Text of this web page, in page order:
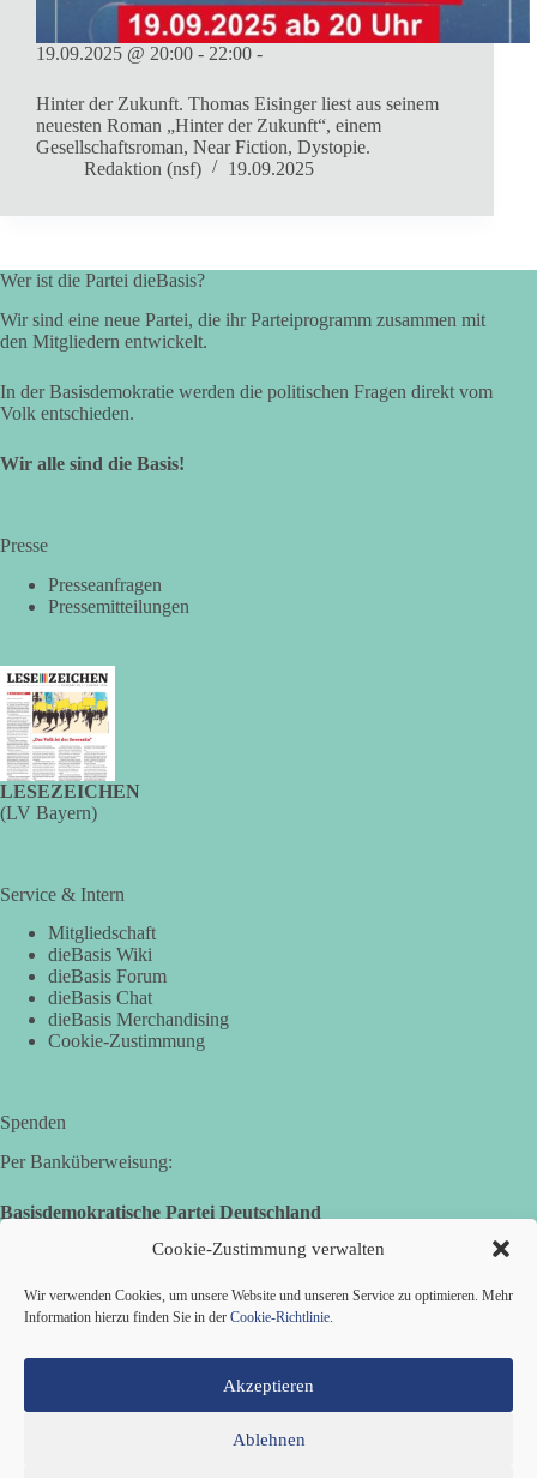
Cookie-Zustimmung verwalten
Wir verwenden Cookies, um unsere Website und unseren Service zu optimieren. Mehr
Information hierzu finden Sie in der Cookie-Richtlinie.
Akzeptieren
Ablehnen
19.09.2025 @ 20:00 - 22:00 -
Hinter der Zukunft. Thomas Eisinger liest aus seinem
neuesten Roman „Hinter der Zukunft“, einem
Gesellschaftsroman, Near Fiction, Dystopie.
Redaktion (nsf)
19.09.2025
Wer ist die Partei dieBasis?
Wir sind eine neue Partei, die ihr Parteiprogramm zusammen mit
den Mitgliedern entwickelt.
In der Basisdemokratie werden die politischen Fragen direkt vom
Volk entschieden.
Wir alle sind die Basis!
Presse
Presseanfragen
Pressemitteilungen
LESEZEICHEN
(LV Bayern)
Service & Intern
Mitgliedschaft
dieBasis Wiki
dieBasis Forum
dieBasis Chat
dieBasis Merchandising
Cookie-Zustimmung
Spenden
Per Banküberweisung:
Basisdemokratische Partei Deutschland
IBAN: DE16 6539 0120 0434 1370 06
BIC: GENODES1EBI